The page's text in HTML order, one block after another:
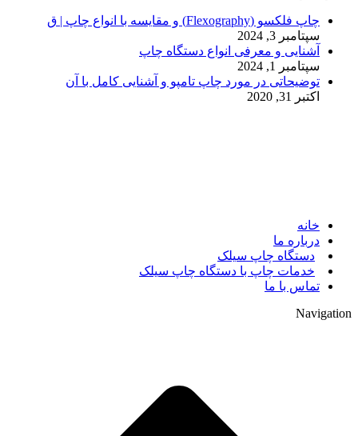
چاپ فلکسو (Flexography) و مقایسه با انواع چاپ | ق
سپتامبر 3, 2024
آشنایی و معرفی انواع دستگاه چاپ
سپتامبر 1, 2024
توضیحاتی در مورد چاپ تامپو و آشنایی کامل با آن
اکتبر 31, 2020
خانه
درباره ما
دستگاه چاپ سیلک
خدمات چاپ با دستگاه چاپ سیلک
تماس با ما
Navigation